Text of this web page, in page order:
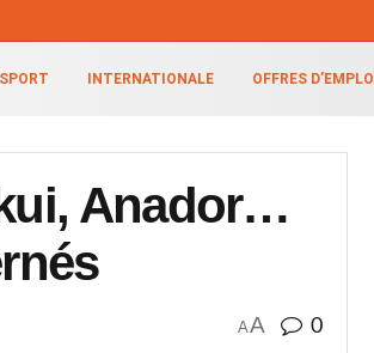
SPORT INTERNATIONALE OFFRES D’EMPLOI
Anador…
AA 0